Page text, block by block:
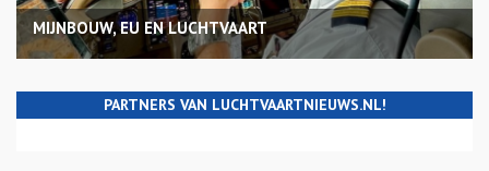
MIJNBOUW, EU EN LUCHTVAART
PARTNERS VAN LUCHTVAARTNIEUWS.NL!